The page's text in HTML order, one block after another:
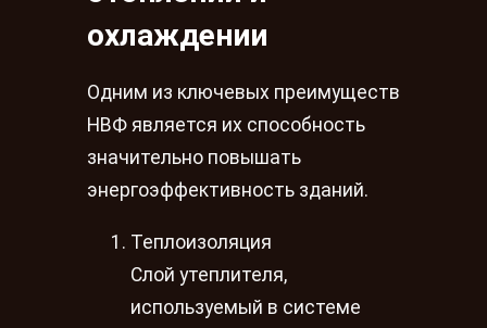
охлаждении
Одним из ключевых преимуществ
НВФ является их способность
значительно повышать
энергоэффективность зданий.
Теплоизоляция
Слой утеплителя,
используемый в системе